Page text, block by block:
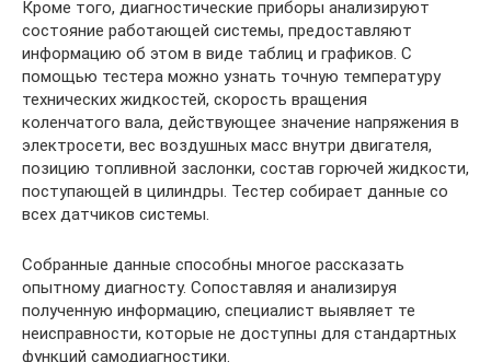
Кроме того, диагностические приборы анализируют
состояние работающей системы, предоставляют
информацию об этом в виде таблиц и графиков. С
помощью тестера можно узнать точную температуру
технических жидкостей, скорость вращения
коленчатого вала, действующее значение напряжения в
электросети, вес воздушных масс внутри двигателя,
позицию топливной заслонки, состав горючей жидкости,
поступающей в цилиндры. Тестер собирает данные со
всех датчиков системы.
Собранные данные способны многое рассказать
опытному диагносту. Сопоставляя и анализируя
полученную информацию, специалист выявляет те
неисправности, которые не доступны для стандартных
функций самодиагностики.